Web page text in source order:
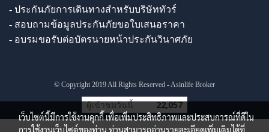
- ประกันภัยการเดินทางสำหรับบริษัททัวร์
- สอบถามข้อมูลประกันภัยขอใบเสนอราคา
- อบรมขอรับต่อบัตรนายหน้าประกันวินาศภัย
© Copyright 2019 All Rights Reserved - Asinlife Broker
ผู้เข้าชมวันนี้ 22,057
เว็บไซต์นี้มีการใช้งานคุกกี้ เพื่อเพิ่มประสิทธิภาพและประสบการณ์ที่ดีใน
การใช้งานเว็บไซต์ของท่าน ท่านสามารถอ่านรายละเอียดเพิ่มเติมได้ที่